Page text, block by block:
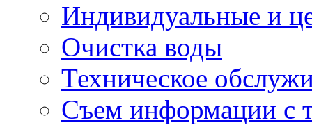
Индивидуальные и
Очистка воды
Техническое
Съем информации с